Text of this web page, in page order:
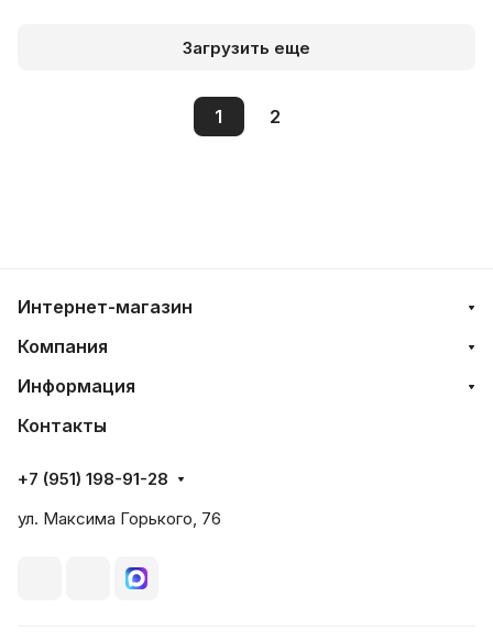
Загрузить еще
1 2
Интернет-магазин
Компания
Информация
Контакты
+7 (951) 198-91-28
ул. Максима Горького, 76